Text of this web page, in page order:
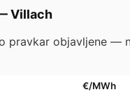
Villach
pravkar objavljene —
€/MWh